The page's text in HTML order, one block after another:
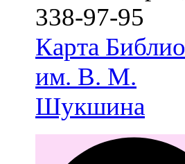
338-97-95
Карта
им. В. М.
Шукшина